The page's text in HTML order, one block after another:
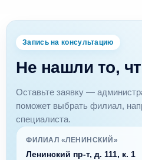
Запись на консультацию
Не нашли то,
Оставьте заявку —
поможет выбрать филиал,
специалиста.
ФИЛИАЛ «ЛЕНИНСКИЙ»
Ленинский пр-т, д. 111, к. 1